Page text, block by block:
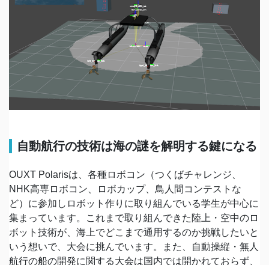
自動航行の技術は海の謎を解明する鍵になる
OUXT Polarisは、各種ロボコン（つくばチャレンジ、
NHK高専ロボコン、ロボカップ、鳥人間コンテストな
ど）に参加しロボット作りに取り組んでいる学生が中心に
集まっています。これまで取り組んできた陸上・空中のロ
ボット技術が、海上でどこまで通用するのか挑戦したいと
いう想いで、大会に挑んでいます。また、自動操縦・無人
航行の船の開発に関する大会は国内では開かれておらず、